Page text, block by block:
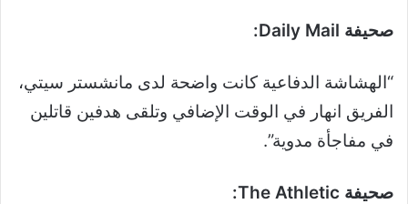
صحيفة Daily Mail:
“الهشاشة الدفاعية كانت واضحة لدى مانشستر سيتي،
الفريق انهار في الوقت الإضافي وتلقى هدفين قاتلين
في مفاجأة مدوية”.
صحيفة The Athletic: